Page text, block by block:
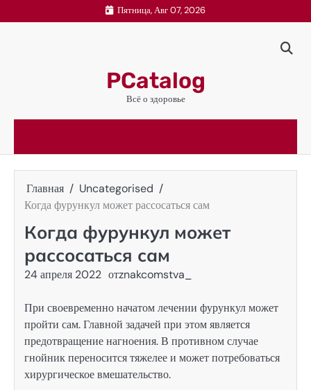
к
Пятница, Авг 07, 2026
PCatalog
Всё о здоровье
Главная
Uncategorised
Когда фурункул может рассосаться сам
Когда фурункул может
рассосаться сам
24 апреля 2022 отznakcomstva_
При своевременно начатом лечении фурункул может
пройти сам. Главной задачей при этом является
предотвращение нагноения. В противном случае
гнойник переносится тяжелее и может потребоваться
хирургическое вмешательство.